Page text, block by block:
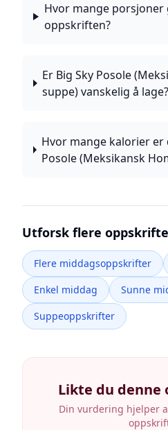
Hvor mange porsjoner
oppskriften?
Er Big Sky Posole
suppe) vanskelig å lage?
Hvor mange kalorier er
Posole (Meksikansk
Utforsk flere
Flere middagsoppskrifter
Enkel middag
Sunne
Suppeoppskrifter
Likte du denne
Din vurdering hjelper